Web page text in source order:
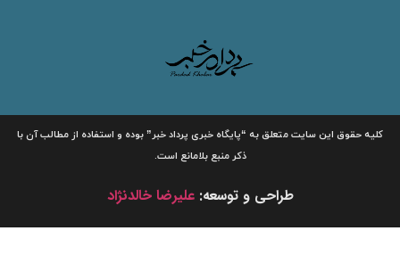
کلیه حقوق این سایت متعلق به“پایگاه خبریپرداد خبر”بوده و استفاده از مطالب آن با
ذکر منبع بلامانع است.
طراحی و توسعه:علیرضا خالدنژاد